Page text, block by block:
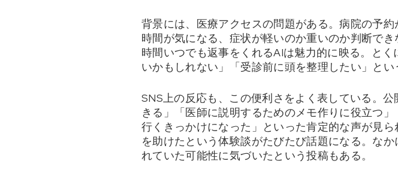
背景には、医療アクセスの問題がある。病院の予
時間が気になる、症状が軽いのか重いのか判断で
時間いつでも返事をくれるAIは魅力的に映る。と
いかもしれない」「受診前に頭を整理したい」とい
SNS上の反応も、この便利さをよく表している。
きる」「医師に説明するためのメモ作りに役立つ
行くきっかけになった」といった肯定的な声が見
を助けたという体験談がたびたび話題になる。な
れていた可能性に気づいたという投稿もある。